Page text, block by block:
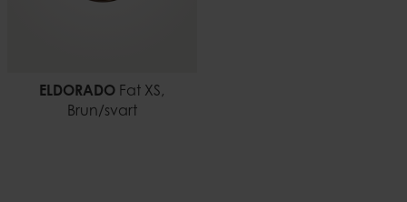
ELDORADO Fat XS,
Brun/svart